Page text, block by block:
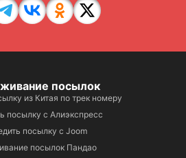
посылок
из Китая по трек номеру
посылку с Алиэкспресс
посылку с Joom
посылок Пандао